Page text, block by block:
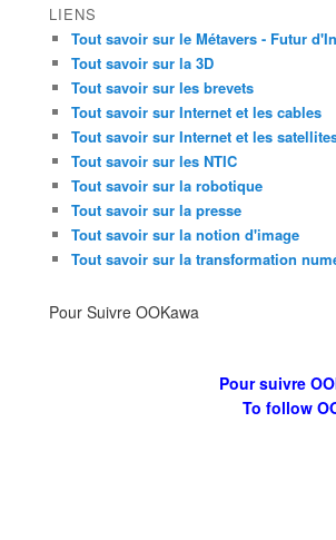
LIENS
Tout savoir sur le Métavers - Futur
Tout savoir sur la 3D
Tout savoir sur les brevets
Tout savoir sur Internet et les cables
Tout savoir sur Internet et les
Tout savoir sur les NTIC
Tout savoir sur la robotique
Tout savoir sur la presse
Tout savoir sur la notion d'image
Tout savoir sur la transformation
Pour Suivre OOKawa
Pour suivre
To follow